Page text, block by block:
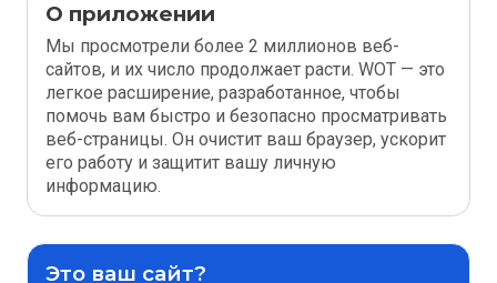
О приложении
Мы просмотрели более 2 миллионов веб-
сайтов, и их число продолжает расти. WOT — это
легкое расширение, разработанное, чтобы
помочь вам быстро и безопасно просматривать
веб-страницы. Он очистит ваш браузер, ускорит
его работу и защитит вашу личную
информацию.
Это ваш сайт?